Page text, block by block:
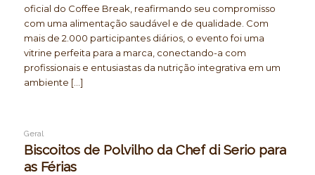
oficial do Coffee Break, reafirmando seu compromisso
com uma alimentação saudável e de qualidade. Com
mais de 2.000 participantes diários, o evento foi uma
vitrine perfeita para a marca, conectando-a com
profissionais e entusiastas da nutrição integrativa em um
ambiente […]
Geral
Biscoitos de Polvilho da Chef di Serio para
as Férias